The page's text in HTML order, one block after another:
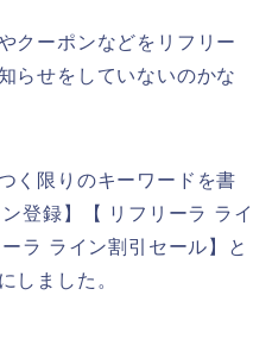
クーポンなどをリフリー
らせをしていないのかな
く限りのキーワードを書
登録】【 リフリーラ ライ
ラ ライン割引セール】と
しました。